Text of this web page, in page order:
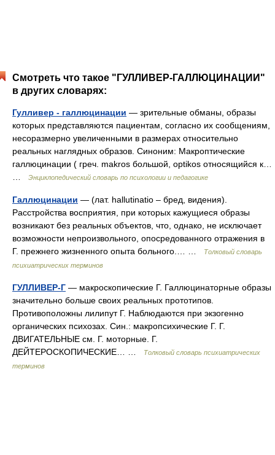
Смотреть что такое "ГУЛЛИВЕР-ГАЛЛЮЦИНАЦИИ"
в других словарях:
Гулливер - галлюцинации — зрительные обманы, образы
которых представляются пациентам, согласно их сообщениям,
несоразмерно увеличенными в размерах относительно
реальных наглядных образов. Синоним: Макроптические
галлюцинации ( греч. makros большой, optikos относящийся к…
Энциклопедический словарь по психологии и педагогике
Галлюцинации — (лат. hallutinatio – бред, видения).
Расстройства восприятия, при которых кажущиеся образы
возникают без реальных объектов, что, однако, не исключает
возможности непроизвольного, опосредованного отражения в
Г. прежнего жизненного опыта больного.… …
Толковый словарь
психиатрических терминов
ГУЛЛИВЕР-Г — макроскопические Г. Галлюцинаторные образы
значительно больше своих реальных прототипов.
Противоположны лилипут Г. Наблюдаются при экзогенно
органических психозах. Син.: макропсихические Г. Г.
ДВИГАТЕЛЬНЫЕ см. Г. моторные. Г.
ДЕЙТЕРОСКОПИЧЕСКИЕ… …
Толковый словарь психиатрических
терминов